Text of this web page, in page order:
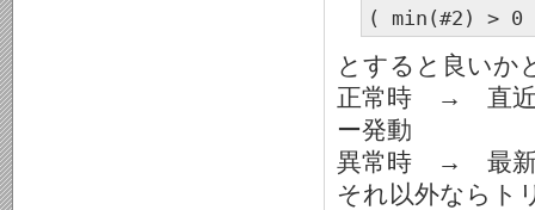
( min(#2) >
とすると良いか
正常時 → 直近
ー発動
異常時 → 最新
それ以外ならト